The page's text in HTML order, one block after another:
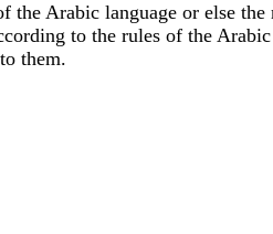
the Arabic language or else
to the rules of the
them.